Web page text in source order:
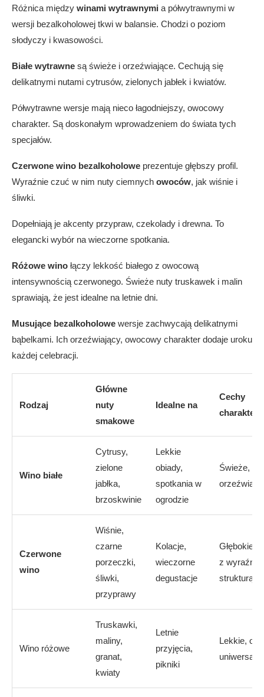
Różnica między winami wytrawnymi a półwytrawnymi w
wersji bezalkoholowej tkwi w balansie. Chodzi o poziom
słodyczy i kwasowości.
Białe wytrawne są świeże i orzeźwiające. Cechują się
delikatnymi nutami cytrusów, zielonych jabłek i kwiatów.
Półwytrawne wersje mają nieco łagodniejszy, owocowy
charakter. Są doskonałym wprowadzeniem do świata tych
specjałów.
Czerwone wino bezalkoholowe prezentuje głębszy profil.
Wyraźnie czuć w nim nuty ciemnych owoców, jak wiśnie i
śliwki.
Dopełniają je akcenty przypraw, czekolady i drewna. To
elegancki wybór na wieczorne spotkania.
Różowe wino łączy lekkość białego z owocową
intensywnością czerwonego. Świeże nuty truskawek i malin
sprawiają, że jest idealne na letnie dni.
Musujące bezalkoholowe wersje zachwycają delikatnymi
bąbelkami. Ich orzeźwiający, owocowy charakter dodaje uroku
każdej celebracji.
Rodzaj
Główne
nuty
smakowe
Idealne na
Cechy
Wino białe
Cytrusy,
zielone
jabłka,
brzoskwinie
Lekkie
obiady,
spotkania w
ogrodzie
Świeże,
Czerwone
wino
Wiśnie,
czarne
porzeczki,
śliwki,
przyprawy
Kolacje,
wieczorne
degustacje
Głębokie,
z wyraźną
strukturą
Wino różowe
Truskawki,
maliny,
granat,
kwiaty
Letnie
przyjęcia,
pikniki
Lekkie,